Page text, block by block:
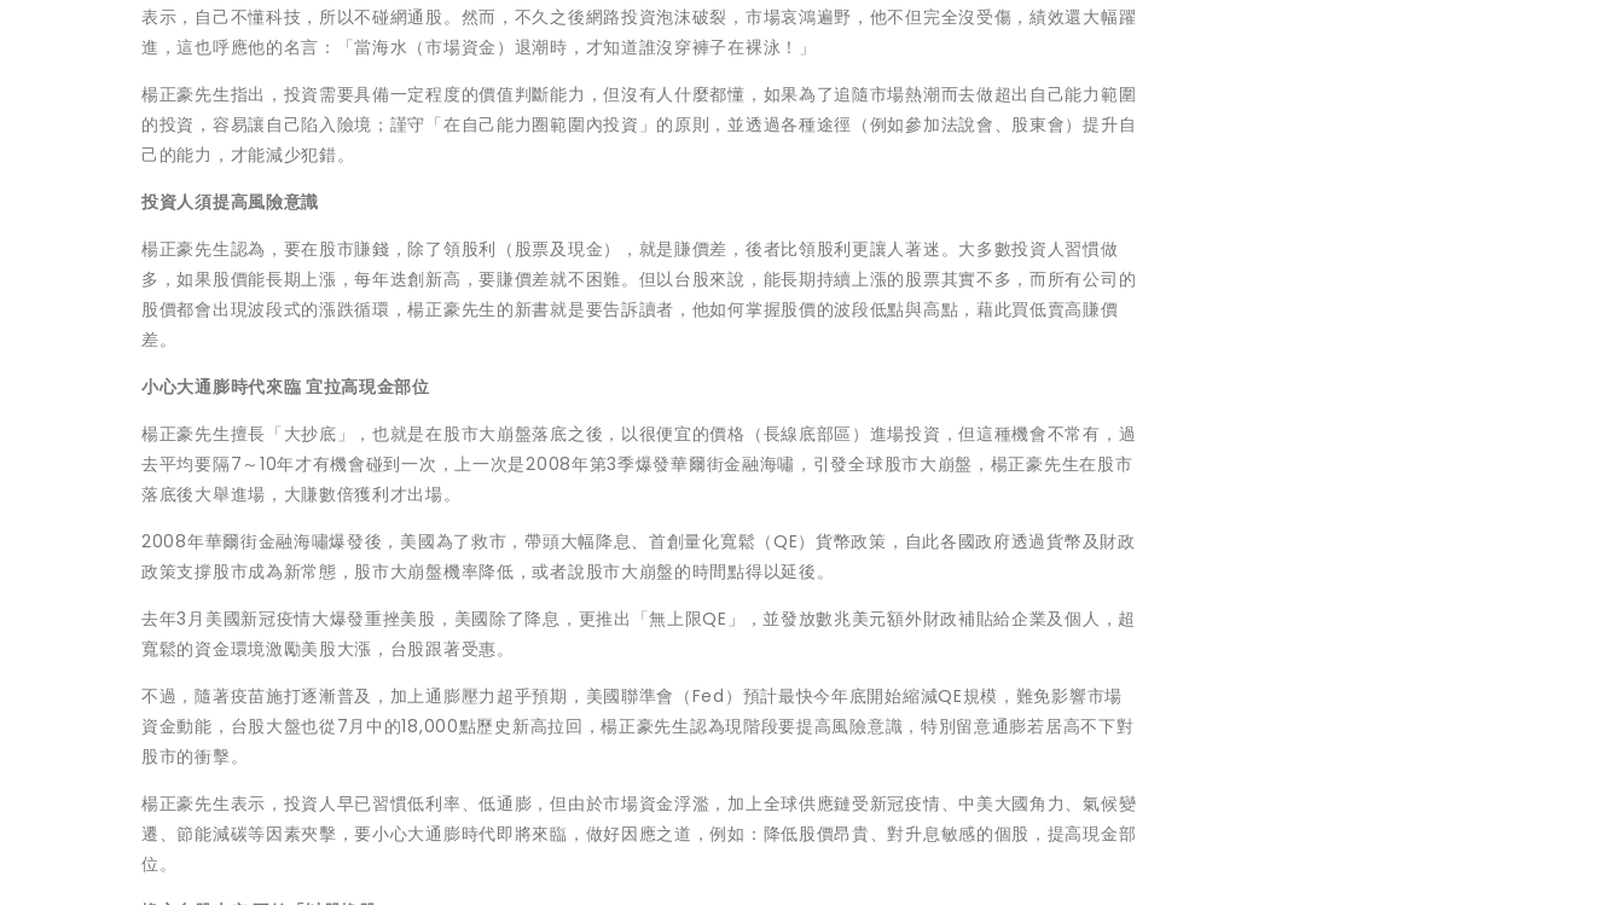
表示，自己不懂科技，所以不碰網通股。然而，不久之後網路投資泡沫破裂，市場哀鴻遍野，他不但完全沒受傷，績效還大幅躍
進，這也呼應他的名言：「當海水（市場資金）退潮時，才知道誰沒穿褲子在裸泳！」
楊正豪先生指出，投資需要具備一定程度的價值判斷能力，但沒有人什麼都懂，如果為了追隨市場熱潮而去做超出自己能力範圍
的投資，容易讓自己陷入險境；謹守「在自己能力圈範圍內投資」的原則，並透過各種途徑（例如參加法說會、股東會）提升自
己的能力，才能減少犯錯。
投資人須提高風險意識
楊正豪先生認為，要在股市賺錢，除了領股利（股票及現金），就是賺價差，後者比領股利更讓人著迷。大多數投資人習慣做
多，如果股價能長期上漲，每年迭創新高，要賺價差就不困難。但以台股來說，能長期持續上漲的股票其實不多，而所有公司的
股價都會出現波段式的漲跌循環，楊正豪先生的新書就是要告訴讀者，他如何掌握股價的波段低點與高點，藉此買低賣高賺價
差。
小心大通膨時代來臨 宜拉高現金部位
楊正豪先生擅長「大抄底」，也就是在股市大崩盤落底之後，以很便宜的價格（長線底部區）進場投資，但這種機會不常有，過
去平均要隔7～10年才有機會碰到一次，上一次是2008年第3季爆發華爾街金融海嘯，引發全球股市大崩盤，楊正豪先生在股市
落底後大舉進場，大賺數倍獲利才出場。
2008年華爾街金融海嘯爆發後，美國為了救市，帶頭大幅降息、首創量化寬鬆（QE）貨幣政策，自此各國政府透過貨幣及財政
政策支撐股市成為新常態，股市大崩盤機率降低，或者說股市大崩盤的時間點得以延後。
去年3月美國新冠疫情大爆發重挫美股，美國除了降息，更推出「無上限QE」，並發放數兆美元額外財政補貼給企業及個人，超
寬鬆的資金環境激勵美股大漲，台股跟著受惠。
不過，隨著疫苗施打逐漸普及，加上通膨壓力超乎預期，美國聯準會（Fed）預計最快今年底開始縮減QE規模，難免影響市場
資金動能，台股大盤也從7月中的18,000點歷史新高拉回，楊正豪先生認為現階段要提高風險意識，特別留意通膨若居高不下對
股市的衝擊。
楊正豪先生表示，投資人早已習慣低利率、低通膨，但由於市場資金浮濫，加上全球供應鏈受新冠疫情、中美大國角力、氣候變
遷、節能減碳等因素夾擊，要小心大通膨時代即將來臨，做好因應之道，例如：降低股價昂貴、對升息敏感的個股，提高現金部
位。